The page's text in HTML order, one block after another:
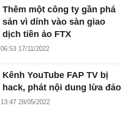
Thêm một công ty gần phá
sản vì dính vào sàn giao
dịch tiền ảo FTX
06:53 17/11/2022
Kênh YouTube FAP TV bị
hack, phát nội dung lừa đảo
13:47 28/05/2022